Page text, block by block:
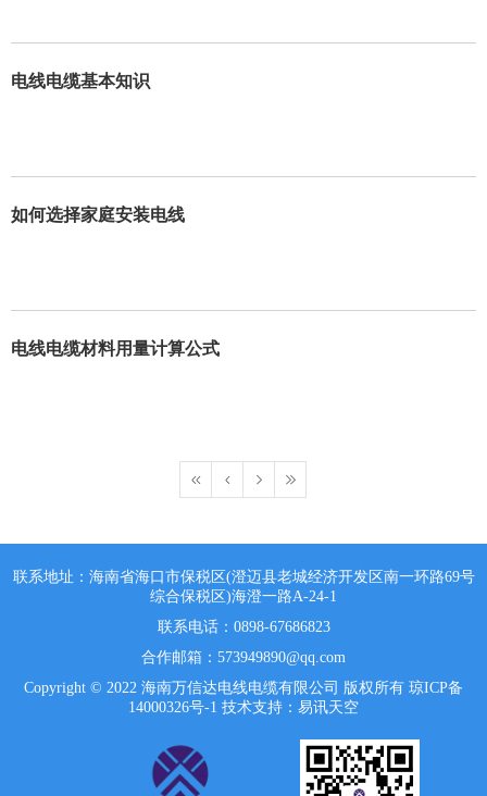
电线电缆基本知识
如何选择家庭安装电线
电线电缆材料用量计算公式
联系地址：海南省海口市保税区(澄迈县老城经济开发区南一环路69号
综合保税区)海澄一路A-24-1
联系电话：0898-67686823
合作邮箱：573949890@qq.com
Copyright © 2022 海南万信达电线电缆有限公司 版权所有 琼ICP备
14000326号-1 技术支持：易讯天空